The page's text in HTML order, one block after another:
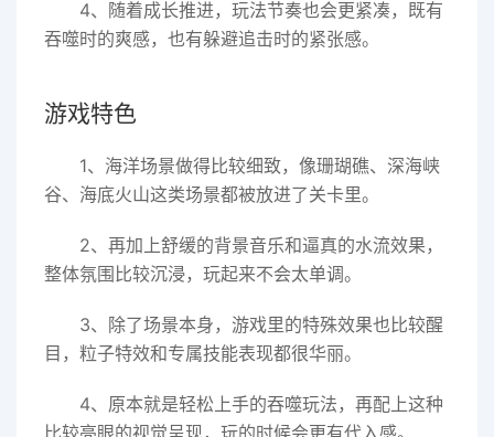
4、随着成长推进，玩法节奏也会更紧凑，既有
吞噬时的爽感，也有躲避追击时的紧张感。
游戏特色
1、海洋场景做得比较细致，像珊瑚礁、深海峡
谷、海底火山这类场景都被放进了关卡里。
2、再加上舒缓的背景音乐和逼真的水流效果，
整体氛围比较沉浸，玩起来不会太单调。
3、除了场景本身，游戏里的特殊效果也比较醒
目，粒子特效和专属技能表现都很华丽。
4、原本就是轻松上手的吞噬玩法，再配上这种
比较亮眼的视觉呈现，玩的时候会更有代入感。